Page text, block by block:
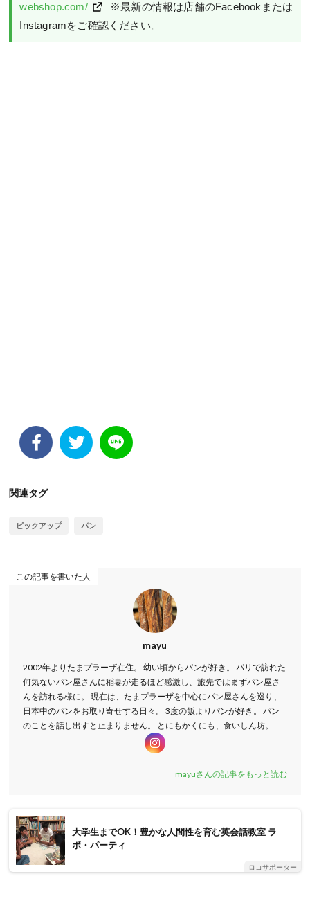
webshop.com/
※最新の情報は店舗のFacebookまたは
Instagramをご確認ください。
関連タグ
ピックアップ パン
この記事を書いた人
mayu
2002年よりたまプラーザ在住。 幼い頃からパンが好き。 パリで訪れた
何気ないパン屋さんに稲妻が走るほど感激し、旅先ではまずパン屋さ
んを訪れる様に。 現在は、たまプラーザを中心にパン屋さんを巡り、
日本中のパンをお取り寄せする日々。 3度の飯よりパンが好き。 パン
のことを話し出すと止まりません。 とにもかくにも、食いしん坊。
mayuさんの記事をもっと読む
大学生までOK！豊かな人間性を育む英会話教室 ラ
ボ・パーティ
ロコサポーター